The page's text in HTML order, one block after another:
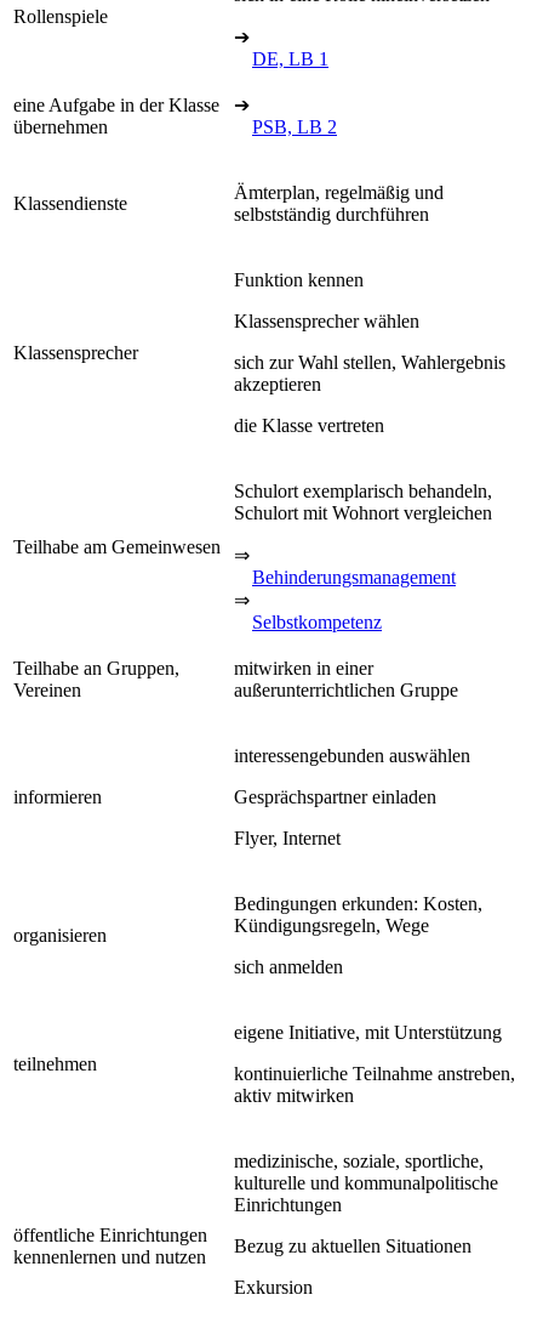
Rollenspiele
➔
DE, LB 1
eine Aufgabe in der Klasse
übernehmen
➔
PSB, LB 2
Klassendienste
Ämterplan, regelmäßig und
selbstständig durchführen
Klassensprecher
Funktion kennen
Klassensprecher wählen
sich zur Wahl stellen, Wahlergebnis
akzeptieren
die Klasse vertreten
Teilhabe am Gemeinwesen
Schulort exemplarisch behandeln,
Schulort mit Wohnort vergleichen
⇒
Behinderungsmanagement
⇒
Selbstkompetenz
Teilhabe an Gruppen,
Vereinen
mitwirken in einer
außerunterrichtlichen Gruppe
informieren
interessengebunden auswählen
Gesprächspartner einladen
Flyer, Internet
organisieren
Bedingungen erkunden: Kosten,
Kündigungsregeln, Wege
sich anmelden
teilnehmen
eigene Initiative, mit Unterstützung
kontinuierliche Teilnahme anstreben,
aktiv mitwirken
öffentliche Einrichtungen
kennenlernen und nutzen
medizinische, soziale, sportliche,
kulturelle und kommunalpolitische
Einrichtungen
Bezug zu aktuellen Situationen
Exkursion